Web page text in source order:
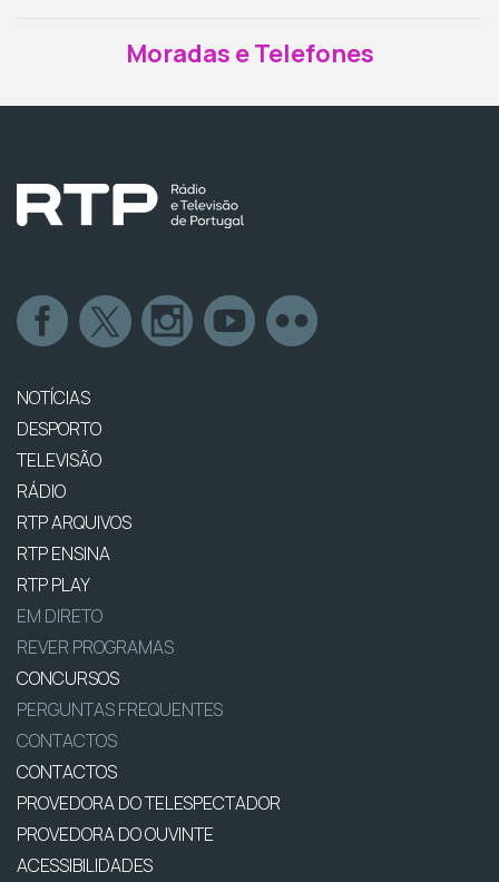
Moradas e Telefones
NOTÍCIAS
DESPORTO
TELEVISÃO
RÁDIO
RTP ARQUIVOS
RTP ENSINA
RTP PLAY
EM DIRETO
REVER PROGRAMAS
CONCURSOS
PERGUNTAS FREQUENTES
CONTACTOS
CONTACTOS
PROVEDORA DO TELESPECTADOR
PROVEDORA DO OUVINTE
ACESSIBILIDADES